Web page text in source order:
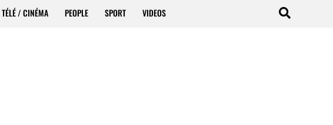
TÉLÉ / CINÉMA PEOPLE SPORT VIDEOS